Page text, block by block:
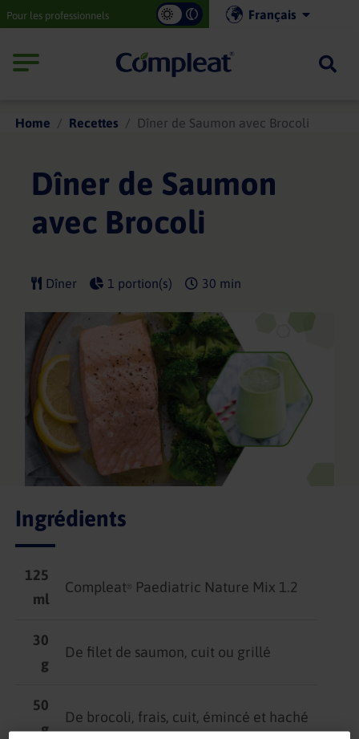
Main
Pour les professionnels Français
Compleat
Home Recettes Dîner de Saumon avec Brocoli
Dîner de Saumon
avec Brocoli
Dîner 1 portion(s) 30 min
Ingrédients
125
ml
Compleat Paediatric Nature Mix 1.2
30
g
De filet de saumon, cuit ou grillé
50
g
De brocoli, frais, cuit, émincé et haché